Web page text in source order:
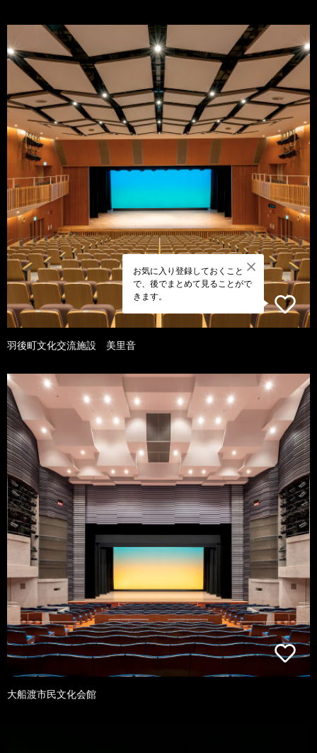
お気に入り登録しておくこと
で、後でまとめて見ることがで
きます。
羽後町文化交流施設 美里音
大船渡市民文化会館